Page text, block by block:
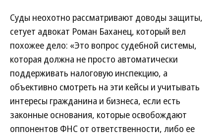
Суды неохотно рассматривают доводы защиты,
сетует адвокат Роман Баханец, который вел
похожее дело: «Это вопрос судебной системы,
которая должна не просто автоматически
поддерживать налоговую инспекцию, а
объективно смотреть на эти кейсы и учитывать
интересы гражданина и бизнеса, если есть
законные основания, которые освобождают
оппонентов ФНС от ответственности, либо ее